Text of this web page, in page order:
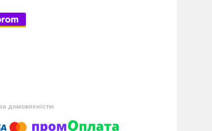
за домовленістю